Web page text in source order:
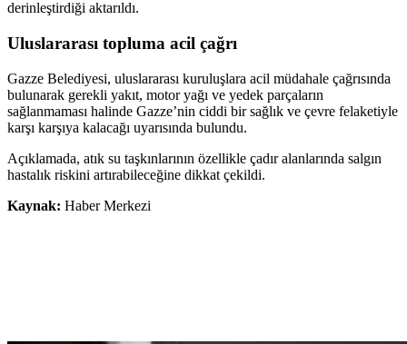
derinleştirdiği aktarıldı.
Uluslararası topluma acil çağrı
Gazze Belediyesi, uluslararası kuruluşlara acil müdahale çağrısında
bulunarak gerekli yakıt, motor yağı ve yedek parçaların
sağlanmaması halinde Gazze’nin ciddi bir sağlık ve çevre felaketiyle
karşı karşıya kalacağı uyarısında bulundu.
Açıklamada, atık su taşkınlarının özellikle çadır alanlarında salgın
hastalık riskini artırabileceğine dikkat çekildi.
Kaynak: Haber Merkezi